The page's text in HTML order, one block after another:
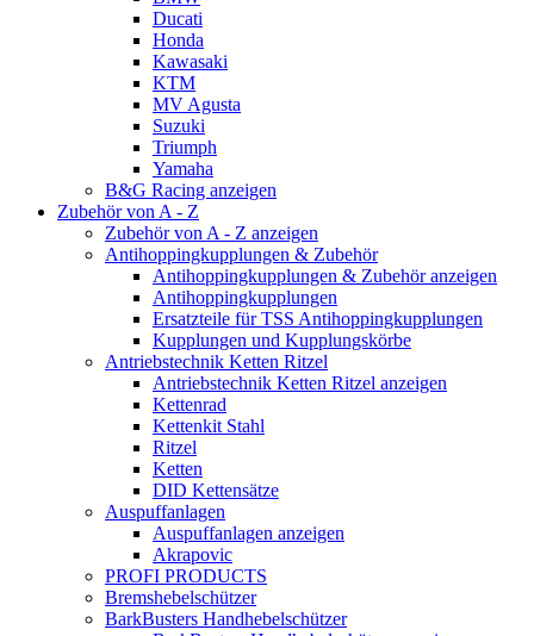
Ducati
Honda
Kawasaki
KTM
MV Agusta
Suzuki
Triumph
Yamaha
B&G Racing anzeigen
Zubehör von A - Z
Zubehör von A - Z anzeigen
Antihoppingkupplungen & Zubehör
Antihoppingkupplungen & Zubehör anzeigen
Antihoppingkupplungen
Ersatzteile für TSS Antihoppingkupplungen
Kupplungen und Kupplungskörbe
Antriebstechnik Ketten Ritzel
Antriebstechnik Ketten Ritzel anzeigen
Kettenrad
Kettenkit Stahl
Ritzel
Ketten
DID Kettensätze
Auspuffanlagen
Auspuffanlagen anzeigen
Akrapovic
PROFI PRODUCTS
Bremshebelschützer
BarkBusters Handhebelschützer